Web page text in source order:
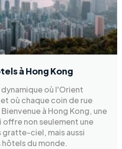
à Hong Kong
où l'Orient
où chaque coin de rue
à Hong Kong, une
non seulement une
gratte-ciel, mais aussi
du monde.